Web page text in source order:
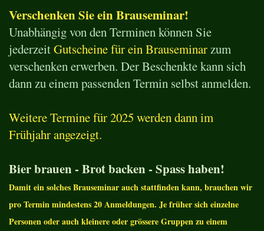
Verschenken Sie ein Brauseminar!
Unabhängig von den Terminen können Sie
jederzeitGutscheine für ein Brauseminar zum
verschenken erwerben. Der Beschenkte kann sich
dann zu einem passenden Termin selbst anmelden.
Weitere Termine für 2025 werden dann im
Frühjahr angezeigt.
Bier brauen - Brot backen - Spass haben!
Damit ein solches Brauseminar auch stattfinden kann, brauchen wir
pro Termin mindestens 20 Anmeldungen. Je früher sich einzelne
Personen oder auch kleinere oder grössere Gruppen zu einem